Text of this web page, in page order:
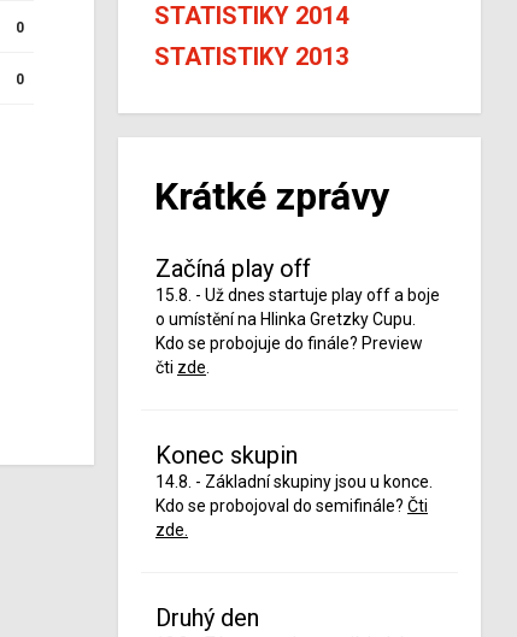
0
0
STATISTIKY 2014
STATISTIKY 2013
Krátké zprávy
Začíná play off
15.8. - Už dnes startuje play off a boje
o umístění na Hlinka Gretzky Cupu.
Kdo se probojuje do finále? Preview
čti zde
Konec skupin
14.8. - Základní skupiny jsou u konce.
Kdo se probojoval do semifinále? Čti
zde.
Druhý den